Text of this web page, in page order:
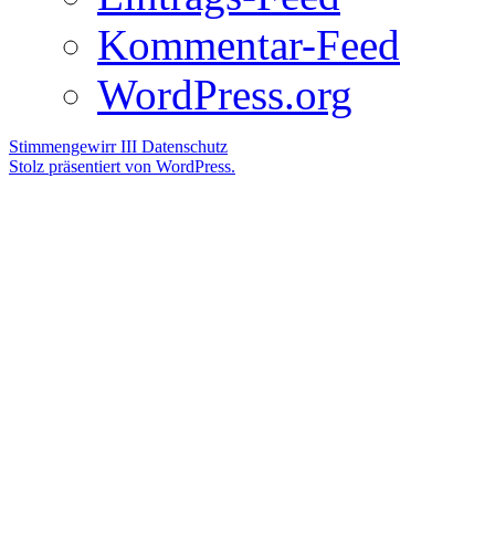
Kommentar-Feed
WordPress.org
Stimmengewirr III Datenschutz
Stolz präsentiert von WordPress.